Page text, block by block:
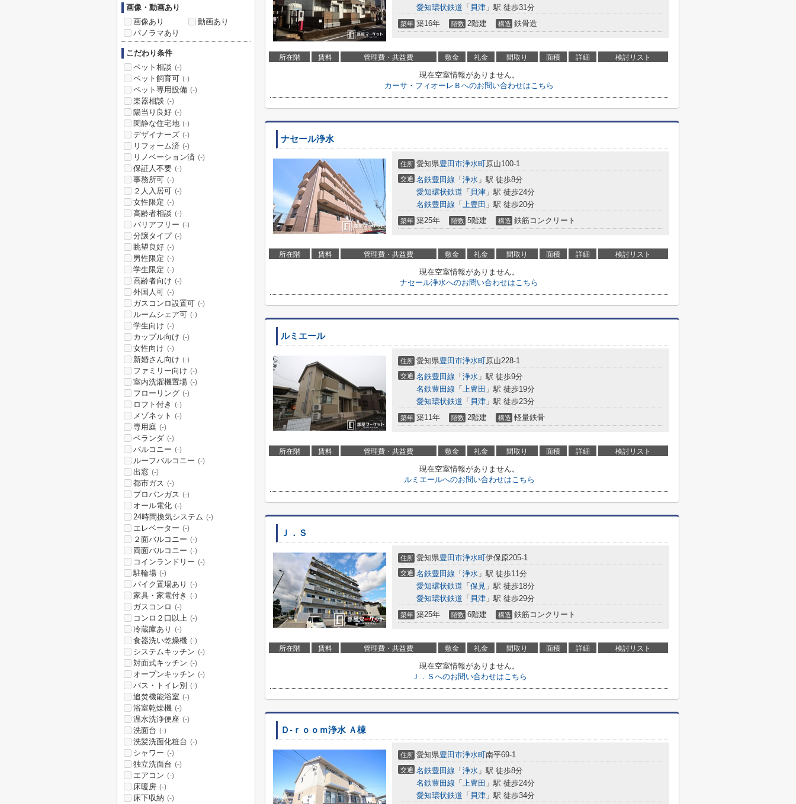
愛知環状鉄道 「 貝津 」駅 徒歩31分
築年 築16年 階数 2階建 構造 鉄骨造
所在階 賃料 管理費・共益費 敷金 礼金 間取り 面積 詳細 検討リスト
現在空室情報がありません。
カーサ・フィオーレＢへのお問い合わせはこちら
ナセール浄水
住所 愛知県豊田市浄水町原山100-1
交通 名鉄豊田線 「 浄水 」駅 徒歩8分
愛知環状鉄道 「 貝津 」駅 徒歩24分
名鉄豊田線 「 上豊田 」駅 徒歩20分
築年 築25年 階数 5階建 構造 鉄筋コンクリート
所在階 賃料 管理費・共益費 敷金 礼金 間取り 面積 詳細 検討リスト
現在空室情報がありません。
ナセール浄水へのお問い合わせはこちら
ルミエール
住所 愛知県豊田市浄水町原山228-1
交通 名鉄豊田線 「 浄水 」駅 徒歩9分
名鉄豊田線 「 上豊田 」駅 徒歩19分
愛知環状鉄道 「 貝津 」駅 徒歩23分
築年 築11年 階数 2階建 構造 軽量鉄骨
所在階 賃料 管理費・共益費 敷金 礼金 間取り 面積 詳細 検討リスト
現在空室情報がありません。
ルミエールへのお問い合わせはこちら
Ｊ．Ｓ
住所 愛知県豊田市浄水町伊保原205-1
交通 名鉄豊田線 「 浄水 」駅 徒歩11分
愛知環状鉄道 「 保見 」駅 徒歩18分
愛知環状鉄道 「 貝津 」駅 徒歩29分
築年 築25年 階数 6階建 構造 鉄筋コンクリート
所在階 賃料 管理費・共益費 敷金 礼金 間取り 面積 詳細 検討リスト
現在空室情報がありません。
Ｊ．Ｓへのお問い合わせはこちら
Ｄ-ｒｏｏｍ浄水 Ａ棟
住所 愛知県豊田市浄水町南平69-1
交通 名鉄豊田線 「 浄水 」駅 徒歩8分
名鉄豊田線 「 上豊田 」駅 徒歩24分
愛知環状鉄道 「 貝津 」駅 徒歩34分
画像・動画あり
画像あり
動画あり
パノラマあり
こだわり条件
ペット相談 (-)
ペット飼育可 (-)
ペット専用設備 (-)
楽器相談 (-)
陽当り良好 (-)
閑静な住宅地 (-)
デザイナーズ (-)
リフォーム済 (-)
リノベーション済 (-)
保証人不要 (-)
事務所可 (-)
２人入居可 (-)
女性限定 (-)
高齢者相談 (-)
バリアフリー (-)
分譲タイプ (-)
眺望良好 (-)
男性限定 (-)
学生限定 (-)
高齢者向け (-)
外国人可 (-)
ガスコンロ設置可 (-)
ルームシェア可 (-)
学生向け (-)
カップル向け (-)
女性向け (-)
新婚さん向け (-)
ファミリー向け (-)
室内洗濯機置場 (-)
フローリング (-)
ロフト付き (-)
メゾネット (-)
専用庭 (-)
ベランダ (-)
バルコニー (-)
ルーフバルコニー (-)
出窓 (-)
都市ガス (-)
プロパンガス (-)
オール電化 (-)
24時間換気システム (-)
エレベーター (-)
２面バルコニー (-)
両面バルコニー (-)
コインランドリー (-)
駐輪場 (-)
バイク置場あり (-)
家具・家電付き (-)
ガスコンロ (-)
コンロ２口以上 (-)
冷蔵庫あり (-)
食器洗い乾燥機 (-)
システムキッチン (-)
対面式キッチン (-)
オープンキッチン (-)
バス・トイレ別 (-)
追焚機能浴室 (-)
浴室乾燥機 (-)
温水洗浄便座 (-)
洗面台 (-)
洗髪洗面化粧台 (-)
シャワー (-)
独立洗面台 (-)
エアコン (-)
床暖房 (-)
床下収納 (-)